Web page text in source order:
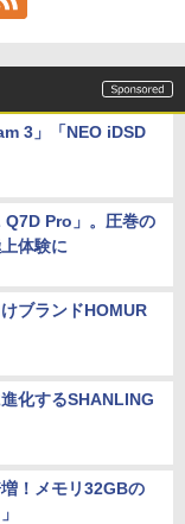
3」「NEO iDSD
Pro」。圧巻の
体験に
ブランドHOMUR
化するSHANLING
！メモリ32GBの